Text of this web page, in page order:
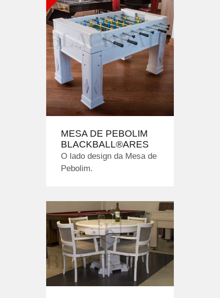
MESA DE PEBOLIM
BLACKBALL®ARES
O lado design da Mesa de
Pebolim.